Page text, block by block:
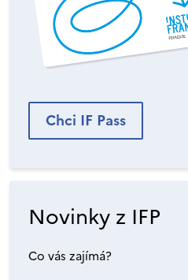
Chci IF Pass
Novinky z IFP
Co vás zajímá?